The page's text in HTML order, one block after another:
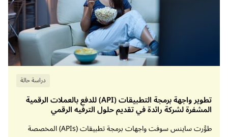
دراسة حالة
تطوير واجهة برمجة التطبيقات (API) للدفع بالعملات الرقمية
المشفرة لشركة رائدة في تقديم حلول الترفيه الرقمي
طوَّرت ساينس سوفت واجهات برمجة تطبيقات (APIs) المخصصة